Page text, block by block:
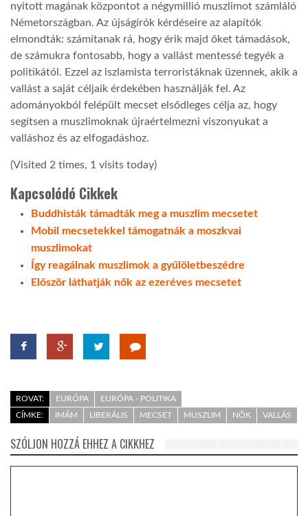
LATIMO.HU
nyitott magának központot a négymillió muszlimot számláló
Németországban. Az újságírók kérdéseire az alapítók
elmondták: számítanak rá, hogy érik majd őket támadások,
de számukra fontosabb, hogy a vallást mentessé tegyék a
politikától. Ezzel az iszlamista terroristáknak üzennek, akik a
vallást a saját céljaik érdekében használják fel. Az
adományokból felépült mecset elsődleges célja az, hogy
segítsen a muszlimoknak újraértelmezni viszonyukat a
valláshoz és az elfogadáshoz.
(Visited 2 times, 1 visits today)
Kapcsolódó Cikkek
Buddhisták támadták meg a muszlim mecsetet
Mobil mecsetekkel támogatnák a moszkvai
muszlimokat
Így reagálnak muszlimok a gyűlöletbeszédre
Először láthatják nők az ezeréves mecsetet
ROVAT: EURÓPA
EURÓPA - POLITIKA
CÍMKE:
IMÁM LIBERÁLIS MECSET MUSZLIM NŐK VALLÁS
SZÓLJON HOZZÁ EHHEZ A CIKKHEZ